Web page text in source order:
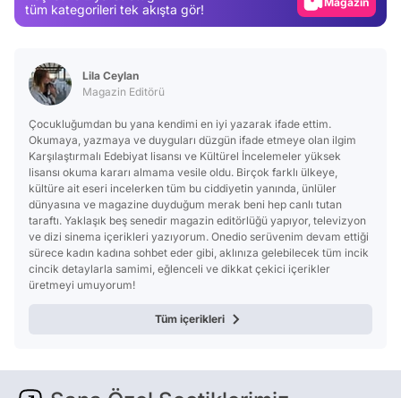
tüm kategorileri tek akışta gör!
Lila Ceylan
Magazin Editörü
Çocukluğumdan bu yana kendimi en iyi yazarak ifade ettim.
Okumaya, yazmaya ve duyguları düzgün ifade etmeye olan ilgim
Karşılaştırmalı Edebiyat lisansı ve Kültürel İncelemeler yüksek
lisansı okuma kararı almama vesile oldu. Birçok farklı ülkeye,
kültüre ait eseri incelerken tüm bu ciddiyetin yanında, ünlüler
dünyasına ve magazine duyduğum merak beni hep canlı tutan
taraftı. Yaklaşık beş senedir magazin editörlüğü yapıyor, televizyon
ve dizi sinema içerikleri yazıyorum. Onedio serüvenim devam ettiği
sürece kadın kadına sohbet eder gibi, aklınıza gelebilecek tüm incik
cincik detaylarla samimi, eğlenceli ve dikkat çekici içerikler
üretmeyi umuyorum!
Tüm içerikleri